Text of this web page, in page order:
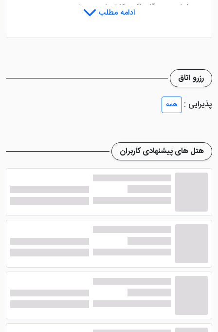
مبلمان و دستگاه واکس کفش نیز مجهز است.
هتل تهرانی یزد
دارای اتاق های 1 تخته، 2 تخته، 3 تخته، 4
سیستم تهویه مطبوع، مبلمان، پرده های زیبا، تخت های
نرم، حمام مجهز وان جکوزی، کمد دیواری و ... وجود دارد.
هتل 4 ستاره تهرانی یزد
یزد چنگی به دل نمی زند. از نظر نظافت هم این هتل یزد
کیفیت مطلوبی را دریافت نکرده است.
امکانات هتل 4 ستاره تهرانی یزد
هتل تهرانی یزد امکانات بسیار زیادی دارد که می توان به
اینترنت رایگان محدود، سالن همایش، آسانسور، نمازخانه،
سالن بیلیارد رایگان و ... اشاره کرد. نا گفته نماند این هتل
یزد قیمت بسیار مناسبی داشته و جهت سفری ارزان بهترین
گزینه است.
ادامه مطلب
رزرو اتاق
پذیرایی :
همه
هتل های پیشنهادی کاربران